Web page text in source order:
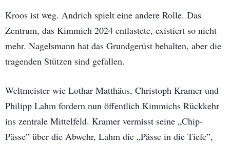
Kroos ist weg. Andrich spielt eine andere Rolle. Das
Zentrum, das Kimmich 2024 entlastete, existiert so nicht
mehr. Nagelsmann hat das Grundgerüst behalten, aber die
tragenden Stützen sind gefallen.
Weltmeister wie Lothar Matthäus, Christoph Kramer und
Philipp Lahm fordern nun öffentlich Kimmichs Rückkehr
ins zentrale Mittelfeld. Kramer vermisst seine „Chip-
Pässe” über die Abwehr, Lahm die „Pässe in die Tiefe”,